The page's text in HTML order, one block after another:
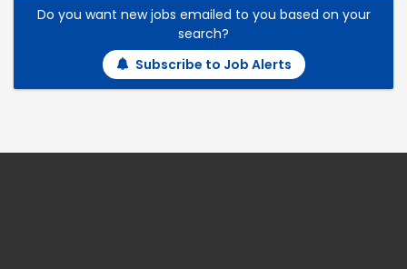
Do you want new jobs emailed to you based on your
search?
Subscribe to Job Alerts